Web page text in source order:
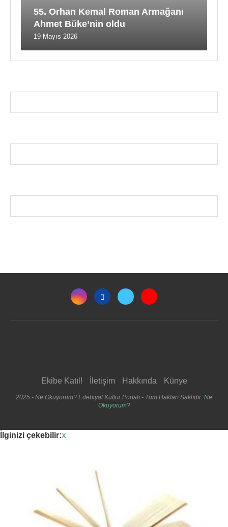
55. Orhan Kemal Roman Armağanı
Ahmet Büke’nin oldu
19 Mayıs 2026
Ekibe Katıl! İletişim Hakkında Künye
2025 - Ne Okuyorum? Edebiyat Kültür Portalı - Tüm Hakları Saklıdır. Ne
Okuyorum?
İlginizi çekebilir:x